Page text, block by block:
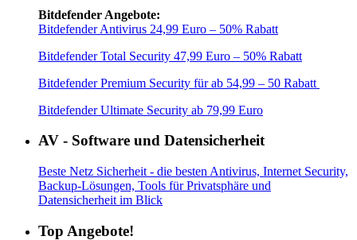
Bitdefender Angebote:
Bitdefender Antivirus 24,99 Euro – 50% Rabatt
Bitdefender Total Security 47,99 Euro – 50% Rabatt
Bitdefender Premium Security für ab 54,99 – 50 Rabatt
Bitdefender Ultimate Security ab 79,99 Euro
AV - Software und Datensicherheit
Beste Netz Sicherheit - die besten Antivirus, Internet Security,
Backup-Lösungen, Tools für Privatsphäre und
Datensicherheit im Blick
Top Angebote!